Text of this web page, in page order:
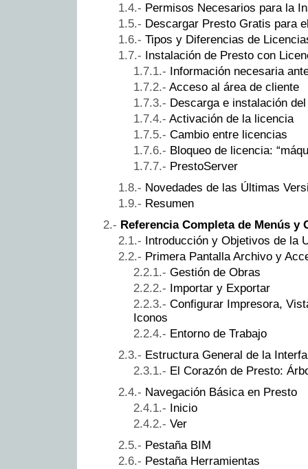
Permisos Necesarios para la
Descargar Presto Gratis para
Tipos y Diferencias de
Instalación de Presto con
Información necesaria
Acceso al área de cliente
Descarga e instalación
Activación de la licencia
Cambio entre licencias
Bloqueo de licencia:
PrestoServer
Novedades de las Últimas
Resumen
Referencia Completa de Menús y
Introducción y Objetivos de la
Primera Pantalla Archivo y
Gestión de Obras
Importar y Exportar
Configurar Impresora,
Iconos
Entorno de Trabajo
Estructura General de la
El Corazón de Presto:
Navegación Básica en Presto
Inicio
Ver
Pestaña BIM
Pestaña Herramientas